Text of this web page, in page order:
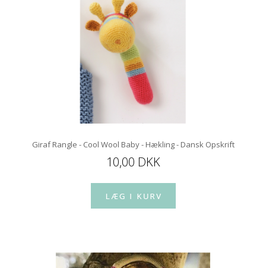
Giraf Rangle - Cool Wool Baby - Hækling - Dansk Opskrift
10,00 DKK